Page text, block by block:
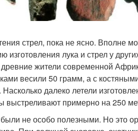
стрел, пока не ясно. Вполне
изготовления лука и стрел у
древние жители современной
весили 50 грамм, а с
далеко летели
выстреливают примерно на 250
не особо полезными. Но это